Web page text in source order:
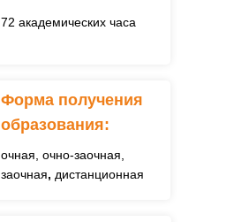
72 академических часа
очная, очно-заочная,
заочная, дистанционная
Форма получения
образования: